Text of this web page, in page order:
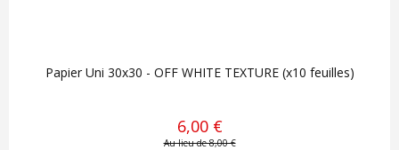
Papier Uni 30x30 - OFF WHITE TEXTURE (x10 feuilles)
6,00 €
Au lieu de 8,00 €